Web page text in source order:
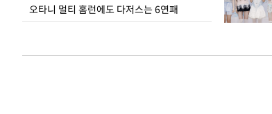
오타니 멀티 홈런에도 다저스는 6연패